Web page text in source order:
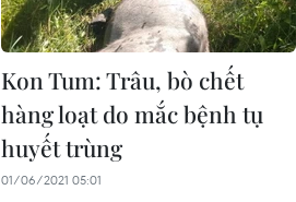
Kon Tum: Trâu, bò chết
hàng loạt do mắc bệnh tụ
huyết trùng
01/06/2021 05:01